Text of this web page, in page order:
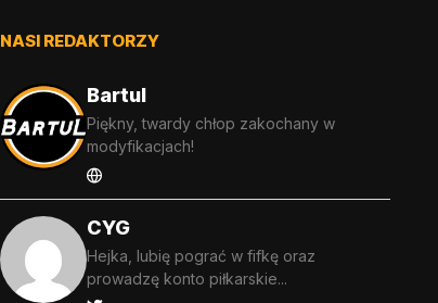
NASI REDAKTORZY
Bartul
Piękny, twardy chłop zakochany w
modyfikacjach!
CYG
Hejka, lubię pograć w fifkę oraz
prowadzę konto piłkarskie...